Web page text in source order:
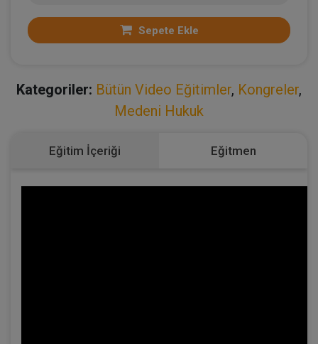
Sepete Ekle
Kategoriler: Bütün Video Eğitimler, Kongreler,
Medeni Hukuk
Eğitim İçeriği Eğitmen